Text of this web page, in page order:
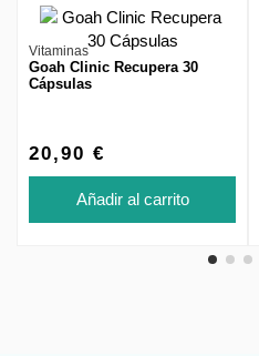
Vitaminas
Goah Clinic Recupera 30
Cápsulas
20,90 €
Añadir al carrito